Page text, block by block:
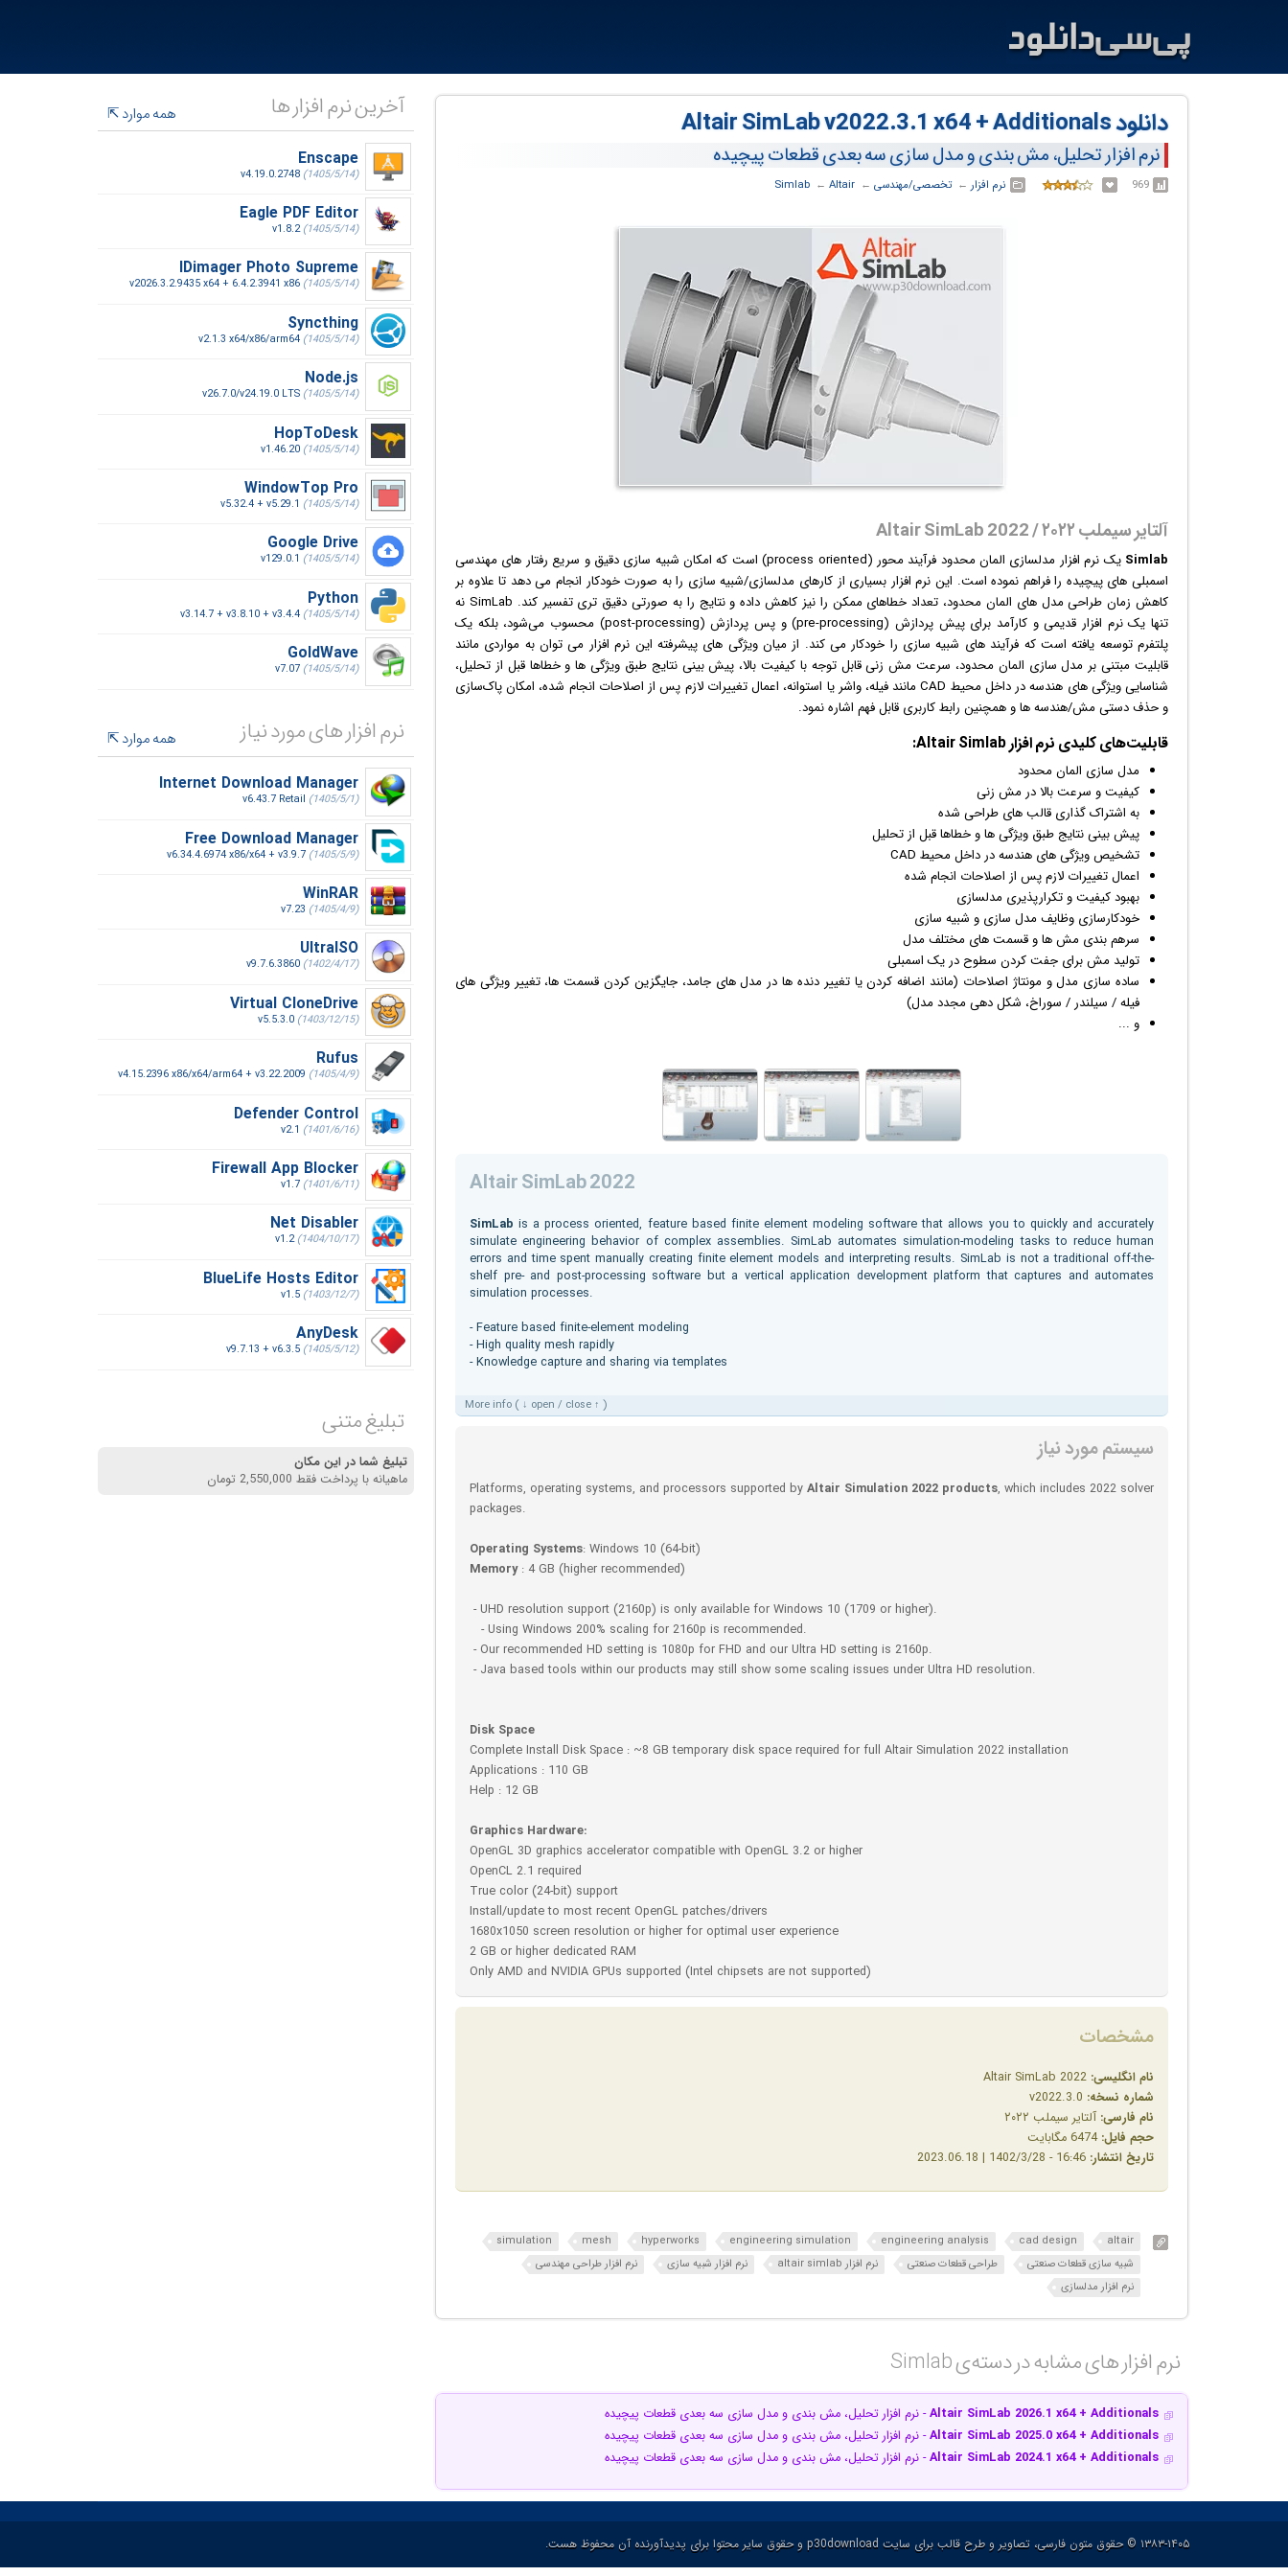
دانلود Altair SimLab v2022.3.1 x64 + Additionals
نرم افزار تحلیل، مش بندی و مدل سازی سه بعدی قطعات پیچیده
969 نرم افزار ← ‏تخصصی/مهندسی ← ‏
Altair
← ‏
Simlab
آلتایر سیملب ۲۰۲۲ / Altair SimLab 2022
Simlab یکنرم افزار
مدلسازی المان محدود فرآیند محور (process oriented) است که امکان شبیه سازی دقیق و سریع رفتار های مهندسی
اسمبلی های پیچیده را فراهم نموده است. این نرم افزار بسیاری از کارهای مدلسازی/شبیه سازی را به صورت خودکار انجام می دهد تا علاوه بر
کاهش زمان طراحی مدل های المان محدود، تعداد خطاهای ممکن را نیز کاهش داده و نتایج را به صورتی دقیق تری تفسیر کند. SimLab نه
تنها یک نرم افزار قدیمی و کارآمد برای پیش پردازش (pre-processing) و پس پردازش (post-processing) محسوب می‌شود، بلکه یک
پلتفرم توسعه یافته است که فرآیند های شبیه سازی را خودکار می کند. از میان ویژگی های پیشرفته این نرم افزار می توان به مواردی مانند
قابلیت مبتنی بر مدل سازی المان محدود، سرعت مش زنی قابل توجه با کیفیت بالا، پیش بینی نتایج طبق ویژگی ها و خطاها قبل از تحلیل،
شناسایی ویژگی های هندسه در داخل محیط CAD مانند فیله، واشر یا استوانه، اعمال تغییرات لازم پس از اصلاحات انجام شده، امکان پاک‌سازی
و حذف دستی مش/هندسه ها و همچنین رابط کاربری قابل فهم اشاره نمود.
قابلیت‌های کلیدی نرم افزار
مدل سازی المان محدود
کیفیت و سرعت بالا در مش زنی
به اشتراک گذاری قالب های طراحی شده
پیش بینی نتایج طبق ویژگی ها و خطاها قبل از تحلیل
تشخیص ویژگی های هندسه در داخل محیط CAD
اعمال تغییرات لازم پس از اصلاحات انجام شده
بهبود کیفیت و تکرارپذیری مدلسازی
خودکارسازی وظایف مدل سازی و شبیه سازی
سرهم بندی مش ها و قسمت های مختلف مدل
تولید مش برای جفت کردن سطوح در یک اسمبلی
ساده سازی مدل و مونتاژ اصلاحات (مانند اضافه کردن یا تغییر دنده ها در مدل های جامد، جایگزین کردن قسمت ها، تغییر ویژگی های
فیله / سیلندر / سوراخ، شکل دهی مجدد مدل)
و ...
Altair SimLab 2022
SimLabis a process oriented, feature based finite element modeling software that allows you to quickly and accurately
simulate engineering behavior of complex assemblies. SimLab automates simulation-modeling tasks to reduce human
errors and time spent manually creating finite element models and interpreting results. SimLab is not a traditional off-the-
shelf pre- and post-processing software but a vertical application development platform that captures and automates
simulation processes.
- Feature based finite-element modeling
- High quality mesh rapidly
- Knowledge capture and sharing via templates
More info ( ↓ open / close ↑ )
سیستم مورد نیاز
Platforms, operating systems, and processors supported by Altair Simulation 2022 products, which includes 2022 solver
packages.
Operating Systems: Windows 10 (64-bit)
Memory: 4 GB (higher recommended)
- UHD resolution support (2160p) is only available for Windows 10 (1709 or higher).
- Using Windows 200% scaling for 2160p is recommended.
- Our recommended HD setting is 1080p for FHD and our Ultra HD setting is 2160p.
- Java based tools within our products may still show some scaling issues under Ultra HD resolution.
Disk Space
Complete Install Disk Space : ~8 GB temporary disk space required for full Altair Simulation 2022 installation
Applications : 110 GB
Help : 12 GB
Graphics Hardware:
OpenGL 3D graphics accelerator compatible with OpenGL 3.2 or higher
OpenCL 2.1 required
True color (24-bit) support
Install/update to most recent OpenGL patches/drivers
1680x1050 screen resolution or higher for optimal user experience
2 GB or higher dedicated RAM
Only AMD and NVIDIA GPUs supported (Intel chipsets are not supported)
مشخصات
نام انگلیسی:
شماره نسخه:
نام فارسی: آلتایر سیملب ۲۰۲۲
حجم فایل: 6474 مگابایت
تاریخ انتشار:
altair
cad design
engineering analysis
engineering simulation
hyperworks
mesh
simulation
شبیه سازی قطعات صنعتی
طراحی قطعات صنعتی نرم افزار altair simlab نرم افزار شبیه سازی
نرم افزار طراحی مهندسی
نرم افزار مدلسازی
نرم افزار های مشابه در دسته‌ی‌ Simlab‎
Altair SimLab 2026.1 x64 + Additionals- نرم افزار تحلیل، مش بندی و مدل سازی سه بعدی قطعات پیچیده
Altair SimLab 2025.0 x64 + Additionals- نرم افزار تحلیل، مش بندی و مدل سازی سه بعدی قطعات پیچیده
Altair SimLab 2024.1 x64 + Additionals- نرم افزار تحلیل، مش بندی و مدل سازی سه بعدی قطعات پیچیده
آخرین نرم افزار ها
همه موارد
Enscape
v4.19.0.2748 (1405/5/14)
Eagle PDF Editor
v1.8.2(1405/5/14)
IDimager Photo Supreme
v2026.3.2.9435 x64 + 6.4.2.3941 x86 (1405/5/14)
Syncthing
v2.1.3 x64/x86/arm64 (1405/5/14)
Node.js
v26.7.0/v24.19.0 LTS (1405/5/14)
HopToDesk
v1.46.20 (1405/5/14)
WindowTop Pro
v5.32.4 + v5.29.1 (1405/5/14)
Google Drive
v129.0.1 (1405/5/14)
Python
v3.14.7 + v3.8.10 + v3.4.4 (1405/5/14)
GoldWave
v7.07 (1405/5/14)
نرم افزار های مورد نیاز
همه موارد
Internet Download Manager
v6.43.7 Retail (1405/5/1)
Free Download Manager
v6.34.4.6974 x86/x64 + v3.9.7 (1405/5/9)
WinRAR
v7.23 (1405/4/9)
UltraISO
v9.7.6.3860 (1402/4/17)
Virtual CloneDrive
v5.5.3.0 (1403/12/15)
Rufus
v4.15.2396 x86/x64/arm64 + v3.22.2009 (1405/4/9)
Defender Control
v2.1 (1401/6/16)
Firewall App Blocker
v1.7 (1401/6/11)
Net Disabler
v1.2(1404/10/17)
BlueLife Hosts Editor
v1.5 (1403/12/7)
AnyDesk
v9.7.13 + v6.3.5 (1405/5/12)
تبلیغ متنی
تبلیغ شما در این مکان
ماهیانه با پرداخت فقط 2,550,000 تومان
۱۳۸۳-۱۴۰۵ © حقوق متون فارسی، تصاویر و طرح قالب برای سایت p30download و حقوق سایر محتوا برای پدیدآورنده آن محفوظ هست.